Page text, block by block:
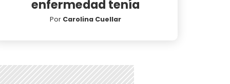
enfermedad tenía
Por Carolina Cuellar